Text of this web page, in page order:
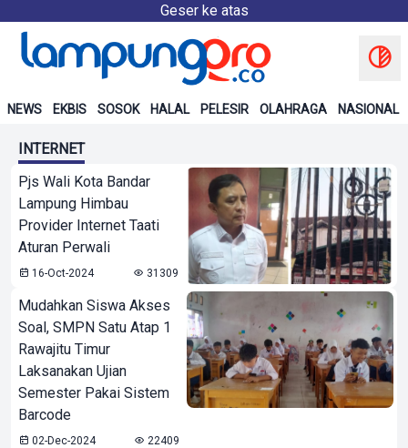
Geser ke atas
NEWS EKBIS SOSOK HALAL PELESIR OLAHRAGA NASIONAL
INTERNET
Pjs Wali Kota Bandar
Lampung Himbau
Provider Internet Taati
Aturan Perwali
16-Oct-2024 31309
Mudahkan Siswa Akses
Soal, SMPN Satu Atap 1
Rawajitu Timur
Laksanakan Ujian
Semester Pakai Sistem
Barcode
02-Dec-2024 22409